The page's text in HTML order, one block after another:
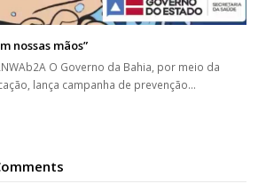
nossas mãos”
O Governo da Bahia, por meio da
lança campanha de prevenção…